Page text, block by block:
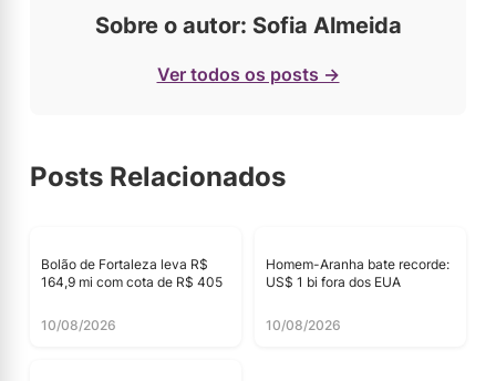
Sobre o autor: Sofia Almeida
Ver todos os posts →
Posts Relacionados
Bolão de Fortaleza leva R$
164,9 mi com cota de R$ 405
10/08/2026
Homem-Aranha bate recorde:
US$ 1 bi fora dos EUA
10/08/2026